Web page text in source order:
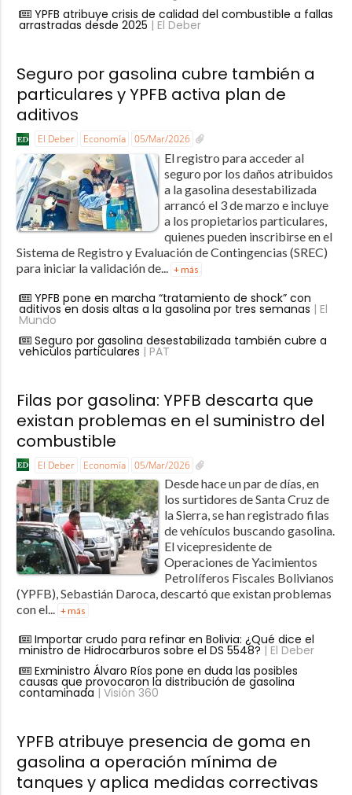
YPFB atribuye crisis de calidad del combustible a fallas
arrastradas desde 2025 | El Deber
Seguro por gasolina cubre también a
particulares y YPFB activa plan de
aditivos
El Deber Economía 05/Mar/2026
El registro para acceder al
seguro por los daños atribuidos
a la gasolina desestabilizada
arrancó el 3 de marzo e incluye
a los propietarios particulares,
quienes pueden inscribirse en el
Sistema de Registro y Evaluación de Contingencias (SREC)
para iniciar la validación de...
+ más
YPFB pone en marcha “tratamiento de shock” con
aditivos en dosis altas a la gasolina por tres semanas | El
Mundo
Seguro por gasolina desestabilizada también cubre a
vehículos particulares | PAT
Filas por gasolina: YPFB descarta que
existan problemas en el suministro del
combustible
El Deber Economía 05/Mar/2026
Desde hace un par de días, en
los surtidores de Santa Cruz de
la Sierra, se han registrado filas
de vehículos buscando gasolina.
El vicepresidente de
Operaciones de Yacimientos
Petrolíferos Fiscales Bolivianos
(YPFB), Sebastián Daroca, descartó que existan problemas
con el... + más
Importar crudo para refinar en Bolivia: ¿Qué dice el
ministro de Hidrocarburos sobre el DS 5548? | El Deber
Exministro Álvaro Ríos pone en duda las posibles
causas que provocaron la distribución de gasolina
contaminada | Visión 360
YPFB atribuye presencia de goma en
gasolina a operación mínima de
tanques y aplica medidas correctivas